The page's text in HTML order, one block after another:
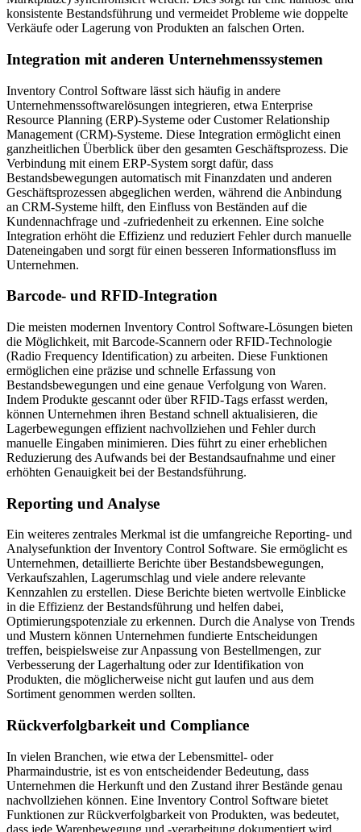
konsistente Bestandsführung und vermeidet Probleme wie doppelte
Verkäufe oder Lagerung von Produkten an falschen Orten.
Integration mit anderen Unternehmenssystemen
Inventory Control Software lässt sich häufig in andere
Unternehmenssoftwarelösungen integrieren, etwa Enterprise
Resource Planning (ERP)-Systeme oder Customer Relationship
Management (CRM)-Systeme. Diese Integration ermöglicht einen
ganzheitlichen Überblick über den gesamten Geschäftsprozess. Die
Verbindung mit einem ERP-System sorgt dafür, dass
Bestandsbewegungen automatisch mit Finanzdaten und anderen
Geschäftsprozessen abgeglichen werden, während die Anbindung
an CRM-Systeme hilft, den Einfluss von Beständen auf die
Kundennachfrage und -zufriedenheit zu erkennen. Eine solche
Integration erhöht die Effizienz und reduziert Fehler durch manuelle
Dateneingaben und sorgt für einen besseren Informationsfluss im
Unternehmen.
Barcode- und RFID-Integration
Die meisten modernen Inventory Control Software-Lösungen bieten
die Möglichkeit, mit Barcode-Scannern oder RFID-Technologie
(Radio Frequency Identification) zu arbeiten. Diese Funktionen
ermöglichen eine präzise und schnelle Erfassung von
Bestandsbewegungen und eine genaue Verfolgung von Waren.
Indem Produkte gescannt oder über RFID-Tags erfasst werden,
können Unternehmen ihren Bestand schnell aktualisieren, die
Lagerbewegungen effizient nachvollziehen und Fehler durch
manuelle Eingaben minimieren. Dies führt zu einer erheblichen
Reduzierung des Aufwands bei der Bestandsaufnahme und einer
erhöhten Genauigkeit bei der Bestandsführung.
Reporting und Analyse
Ein weiteres zentrales Merkmal ist die umfangreiche Reporting- und
Analysefunktion der Inventory Control Software. Sie ermöglicht es
Unternehmen, detaillierte Berichte über Bestandsbewegungen,
Verkaufszahlen, Lagerumschlag und viele andere relevante
Kennzahlen zu erstellen. Diese Berichte bieten wertvolle Einblicke
in die Effizienz der Bestandsführung und helfen dabei,
Optimierungspotenziale zu erkennen. Durch die Analyse von Trends
und Mustern können Unternehmen fundierte Entscheidungen
treffen, beispielsweise zur Anpassung von Bestellmengen, zur
Verbesserung der Lagerhaltung oder zur Identifikation von
Produkten, die möglicherweise nicht gut laufen und aus dem
Sortiment genommen werden sollten.
Rückverfolgbarkeit und Compliance
In vielen Branchen, wie etwa der Lebensmittel- oder
Pharmaindustrie, ist es von entscheidender Bedeutung, dass
Unternehmen die Herkunft und den Zustand ihrer Bestände genau
nachvollziehen können. Eine Inventory Control Software bietet
Funktionen zur Rückverfolgbarkeit von Produkten, was bedeutet,
dass jede Warenbewegung und -verarbeitung dokumentiert wird.